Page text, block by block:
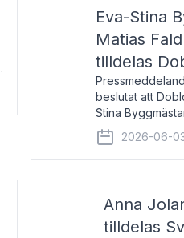
Eva-Stina
Matias
tilldelas
beslutat att
Stina
Espen
mottagare
2026-06-
Anna
tilldelas